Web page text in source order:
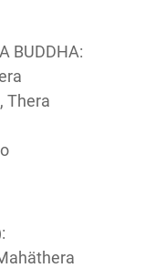
BUDDHA:
Thera